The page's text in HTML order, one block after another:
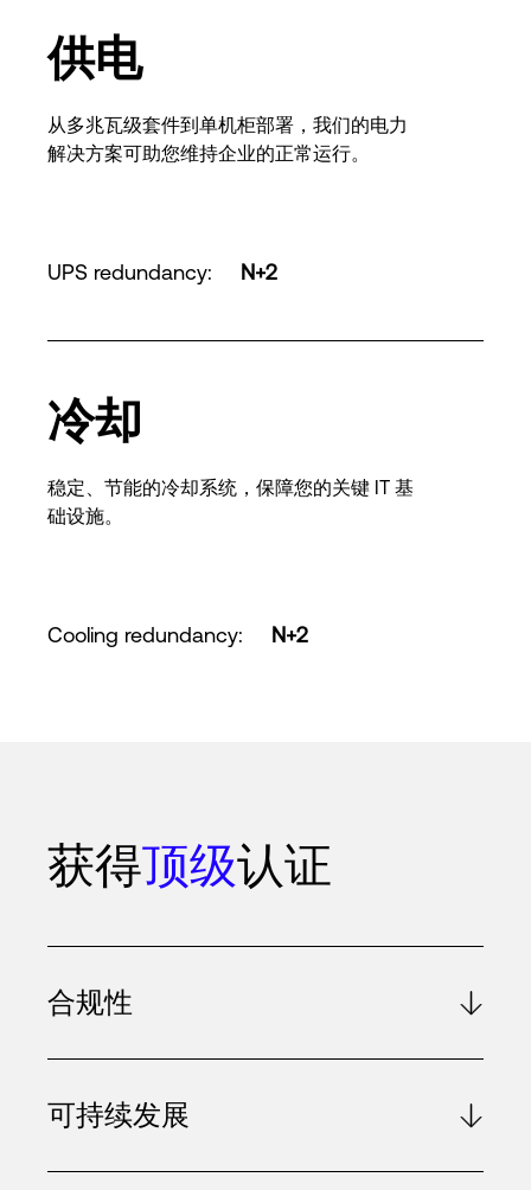
供电
从多兆瓦级套件到单机柜部署，我们的电力
解决方案可助您维持企业的正常运行。
UPS redundancy: N+2
冷却
稳定、节能的冷却系统，保障您的关键 IT 基
础设施。
Cooling redundancy: N+2
获得顶级认证
合规性
可持续发展